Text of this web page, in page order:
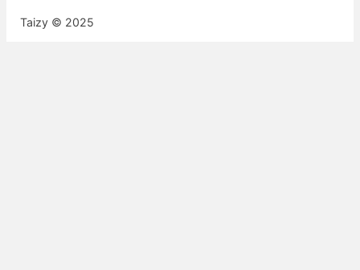
Taizy © 2025